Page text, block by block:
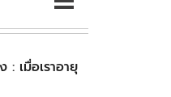
: เมื่อเราอายุ